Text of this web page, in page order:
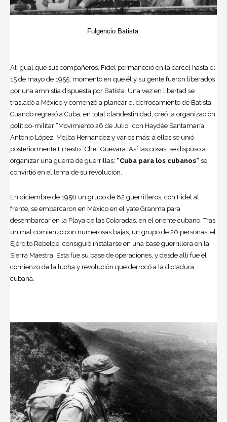
Fulgencio Batista
Al igual que sus compañeros, Fidel permaneció en la cárcel hasta el
15 de mayo de 1955, momento en que él y su gente fueron liberados
por una amnistía dispuesta por Batista. Una vez en libertad se
trasladó a México y comenzó a planear el derrocamiento de Batista.
Cuando regresó a Cuba, en total clandestinidad, creó la organización
político-militar “Movimiento 26 de Julio” con Haydée Santamaría,
Antonio López, Melba Hernández y varios más; a ellos se unió
posteriormente Ernesto “Che” Guevara . Así las cosas, se dispuso a
organizar una guerra de guerrillas; “Cuba para los cubanos” se
convirtió en el lema de su revolución.
En diciembre de 1956 un grupo de 82 guerrilleros, con Fidel al
frente, se embarcaron en México en el yate Granma para
desembarcar en la Playa de las Coloradas, en el oriente cubano. Tras
un mal comienzo con numerosas bajas, un grupo de 20 personas, el
Ejército Rebelde, consiguió instalarse en una base guerrillera en la
Sierra Maestra. Esta fue su base de operaciones, y desde allí fue el
comienzo de la lucha y revolución que derrocó a la dictadura
cubana.